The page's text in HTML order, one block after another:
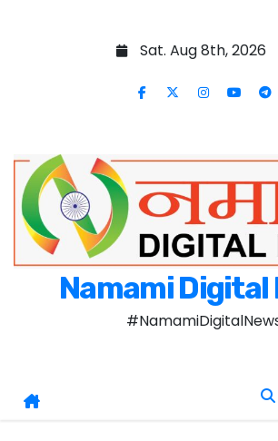
Sat. Aug 8th, 2026
Namami Digital